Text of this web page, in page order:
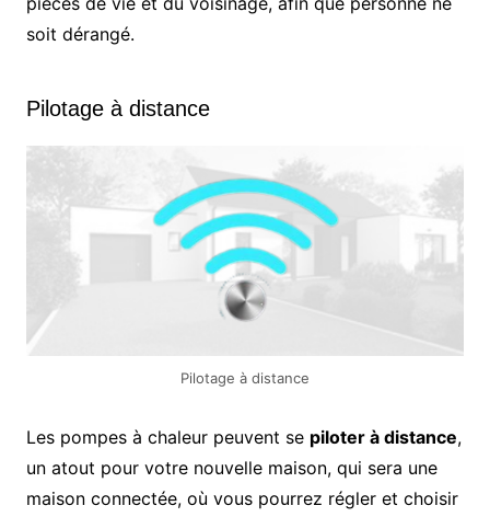
soit dérangé.
Pilotage à distance
Pilotage à distance
Les pompes à chaleur peuvent se piloter à distance,
un atout pour votre nouvelle maison, qui sera une
maison connectée, où vous pourrez régler et choisir